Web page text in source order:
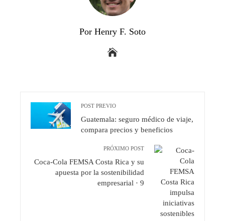
Por Henry F. Soto
POST PREVIO
Guatemala: seguro médico de viaje,
compara precios y beneficios
PRÓXIMO POST
Coca-Cola FEMSA Costa Rica y su
apuesta por la sostenibilidad
empresarial · 9